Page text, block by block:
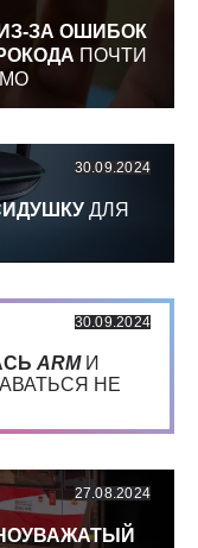
ЗА ОШИБОК
ПОЧТИ
30.09.2024
ДЛЯ
30.09.2024
ARMИ
НЕ
27.08.2024